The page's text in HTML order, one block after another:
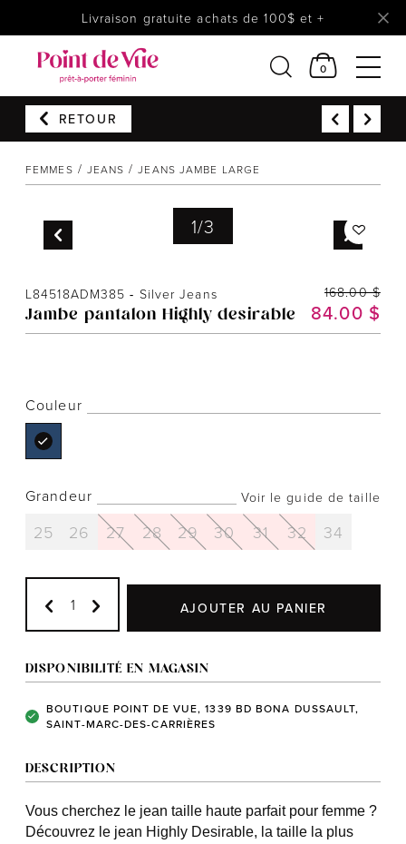
Livraison gratuite achats de 100$ et +
0
Accessoires
Chaussures
Soldes
Notre histoire
L'équipe
Politique de confidentialité
Politiques et conditions d'achats
RETOUR
FEMMES JEANS JEANS JAMBE LARGE
1/3
L84518ADM385- Silver Jeans
Jambe pantalon Highly desirable 84.00 $
168.00 $
Couleur
Grandeur Voir le guide de taille
25 26 27 28 29 30 31 32 34
AJOUTER AU PANIER
DISPONIBILITÉ EN MAGASIN
BOUTIQUE POINT DE VUE, 1339 BD BONA DUSSAULT,
SAINT-MARC-DES-CARRIÈRES
DESCRIPTION
Vous cherchez le jean taille haute parfait pour femme ?
Découvrez le jean Highly Desirable, la taille la plus